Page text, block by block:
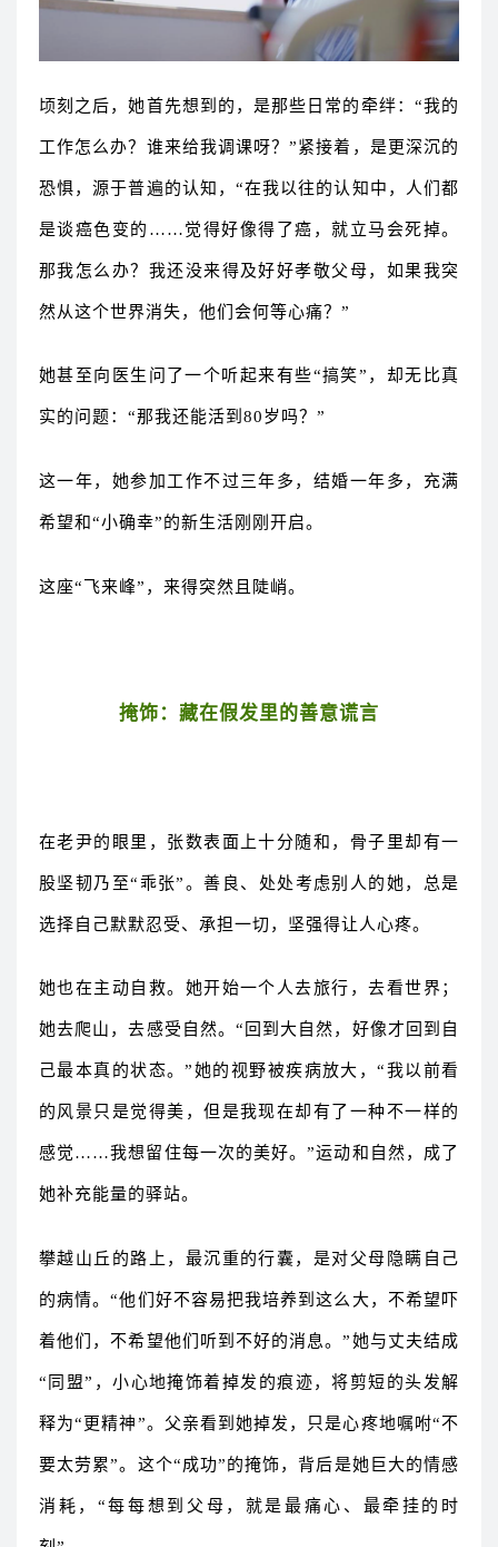
顷刻之后，她首先想到的，是那些日常的牵绊：“我的
工作怎么办？谁来给我调课呀？”紧接着，是更深沉的
恐惧，源于普遍的认知，“在我以往的认知中，人们都
是谈癌色变的……觉得好像得了癌，就立马会死掉。
那我怎么办？我还没来得及好好孝敬父母，如果我突
然从这个世界消失，他们会何等心痛？”
她甚至向医生问了一个听起来有些“搞笑”，却无比真
实的问题：“那我还能活到80岁吗？”
这一年，她参加工作不过三年多，结婚一年多，充满
希望和“小确幸”的新生活刚刚开启。
这座“飞来峰”，来得突然且陡峭。
掩饰：藏在假发里的善意谎言
在老尹的眼里，张数表面上十分随和，骨子里却有一
股坚韧乃至“乖张”。善良、处处考虑别人的她，总是
选择自己默默忍受、承担一切，坚强得让人心疼。
她也在主动自救。她开始一个人去旅行，去看世界；
她去爬山，去感受自然。“回到大自然，好像才回到自
己最本真的状态。”她的视野被疾病放大，“我以前看
的风景只是觉得美，但是我现在却有了一种不一样的
感觉……我想留住每一次的美好。”运动和自然，成了
她补充能量的驿站。
攀越山丘的路上，最沉重的行囊，是对父母隐瞒自己
的病情。“他们好不容易把我培养到这么大，不希望吓
着他们，不希望他们听到不好的消息。”她与丈夫结成
“同盟”，小心地掩饰着掉发的痕迹，将剪短的头发解
释为“更精神”。父亲看到她掉发，只是心疼地嘱咐“不
要太劳累”。这个“成功”的掩饰，背后是她巨大的情感
消耗，“每每想到父母，就是最痛心、最牵挂的时